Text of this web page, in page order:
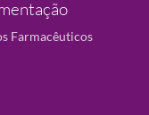
Farmacêuticos